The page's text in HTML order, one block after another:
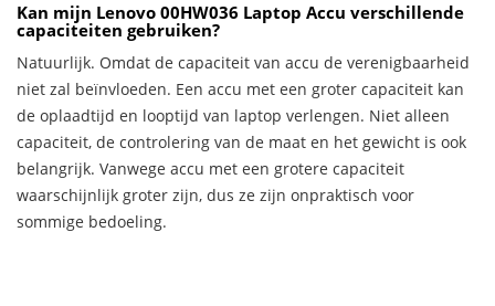
Kan mijn Lenovo 00HW036 Laptop Accu verschillende
capaciteiten gebruiken?
Natuurlijk. Omdat de capaciteit van accu de verenigbaarheid
niet zal beïnvloeden. Een accu met een groter capaciteit kan
de oplaadtijd en looptijd van laptop verlengen. Niet alleen
capaciteit, de controlering van de maat en het gewicht is ook
belangrijk. Vanwege accu met een grotere capaciteit
waarschijnlijk groter zijn, dus ze zijn onpraktisch voor
sommige bedoeling.